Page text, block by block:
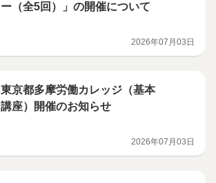
ー（全5回）」の開催について
2026年07月03日
東京都多摩労働カレッジ（基本
講座）開催のお知らせ
2026年07月03日